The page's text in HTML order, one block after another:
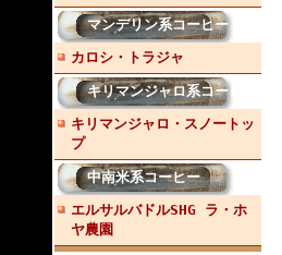
マンデリン系コーヒー
カロシ・トラジャ
キリマンジャロ系コーヒー
キリマンジャロ・スノートッ
プ
中南米系コーヒー
エルサルバドルSHG ラ・ホ
ヤ農園